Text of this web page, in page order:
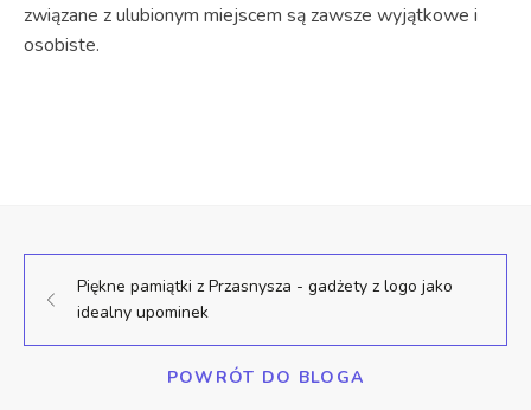
związane z ulubionym miejscem są zawsze wyjątkowe i
osobiste.
Piękne pamiątki z Przasnysza - gadżety z logo jako
idealny upominek
POWRÓT DO BLOGA